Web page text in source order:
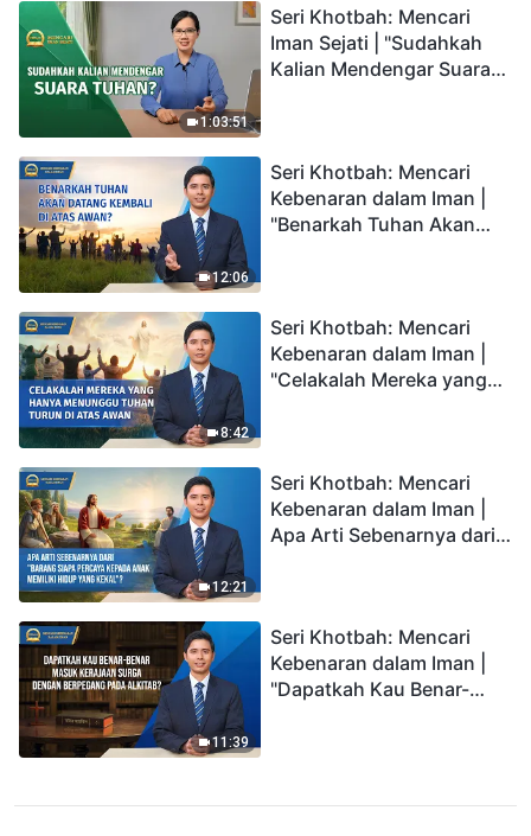
1:03:51
Seri Khotbah: Mencari
Iman Sejati | "Sudahkah
Kalian Mendengar Suara
12:06
Seri Khotbah: Mencari
Kebenaran dalam Iman |
"Benarkah Tuhan Akan
8:42
Seri Khotbah: Mencari
Kebenaran dalam Iman |
"Celakalah Mereka yang
12:21
Seri Khotbah: Mencari
Kebenaran dalam Iman |
Apa Arti Sebenarnya dari
11:39
Seri Khotbah: Mencari
Kebenaran dalam Iman |
"Dapatkah Kau Benar-